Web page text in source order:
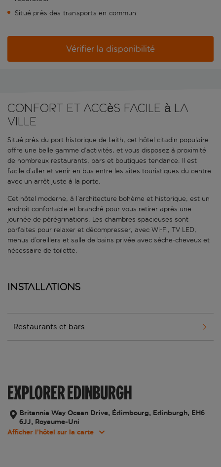
Situé près des transports en commun
Vérifier la disponibilité
Confort et accès facile à la
ville
Situé près du port historique de Leith, cet hôtel citadin populaire
offre une belle gamme d’activités, et vous disposez à proximité
de nombreux restaurants, bars et boutiques tendance. Il est
facile d’aller et venir en bus entre les sites touristiques du centre
avec un arrêt juste à la porte.
Cet hôtel moderne, à l’architecture bohème et historique, est un
endroit confortable et branché pour vous retirer après une
journée de pérégrinations. Les chambres spacieuses sont
parfaites pour relaxer et décompresser, avec Wi-Fi, TV LED,
menus d’oreillers et salle de bains privée avec sèche-cheveux et
nécessaire de toilette.
Installations
Restaurants et bars
EXPLORER EDINBURGH
Britannia Way Ocean Drive, Édimbourg, Edinburgh, EH6
6JJ, Royaume-Uni
Afficher l’hôtel sur la carte